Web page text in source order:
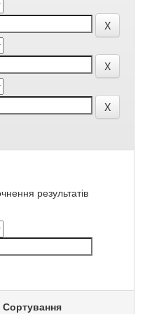
результатів
Сортування